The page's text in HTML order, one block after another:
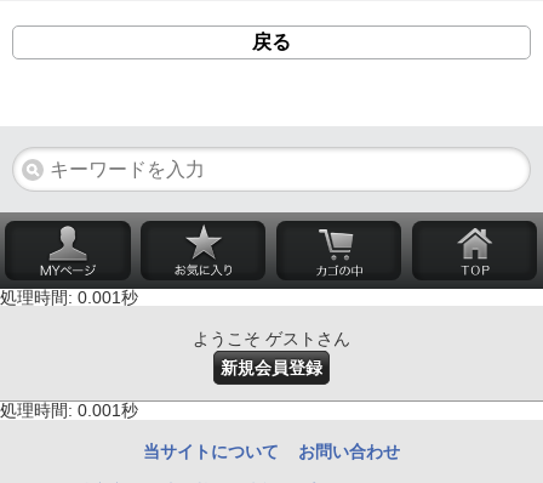
戻る
処理時間: 0.001秒
ようこそ ゲストさん
新規会員登録
処理時間: 0.001秒
当サイトについて お問い合わせ